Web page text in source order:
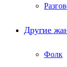
Другие
Фолк